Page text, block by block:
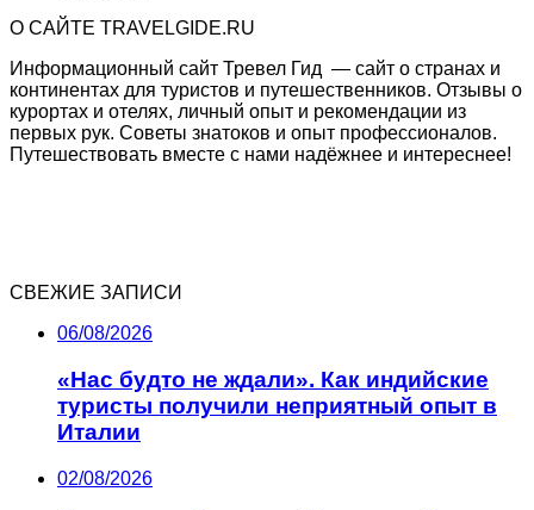
О САЙТЕ TRAVELGIDE.RU
Информационный сайт Тревел Гид — сайт о странах и
континентах для туристов и путешественников. Отзывы о
курортах и отелях, личный опыт и рекомендации из
первых рук. Советы знатоков и опыт профессионалов.
Путешествовать вместе с нами надёжнее и интереснее!
СВЕЖИЕ ЗАПИСИ
06/08/2026
«Нас будто не ждали». Как индийские
туристы получили неприятный опыт в
Италии
02/08/2026